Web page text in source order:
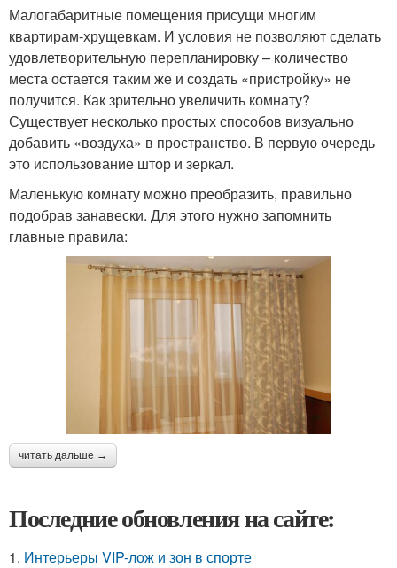
Малогабаритные помещения присущи многим
квартирам-хрущевкам. И условия не позволяют сделать
удовлетворительную перепланировку – количество
места остается таким же и создать «пристройку» не
получится. Как зрительно увеличить комнату?
Существует несколько простых способов визуально
добавить «воздуха» в пространство. В первую очередь
это использование штор и зеркал.
Маленькую комнату можно преобразить, правильно
подобрав занавески. Для этого нужно запомнить
главные правила:
читать дальше →
Последние обновления на сайте:
1. Интерьеры VIP-лож и зон в спорте